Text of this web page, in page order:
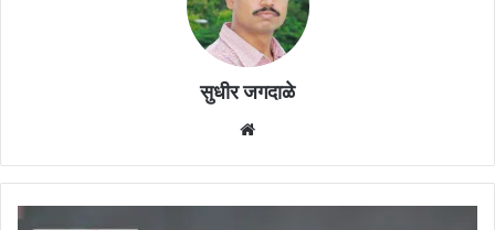
सुधीर जगदाळे
छत्रपती